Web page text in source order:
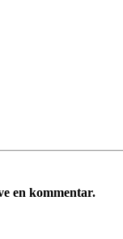
en kommentar.